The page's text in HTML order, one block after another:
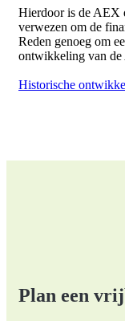
Hierdoor is de AEX
verwezen om de
Reden genoeg om
ontwikkeling van
Historische
Plan een